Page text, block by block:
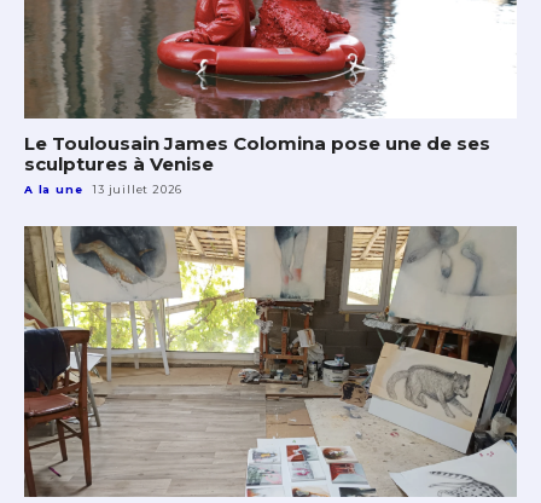
Le Toulousain James Colomina pose une de ses
sculptures à Venise
A la une 13 juillet 2026